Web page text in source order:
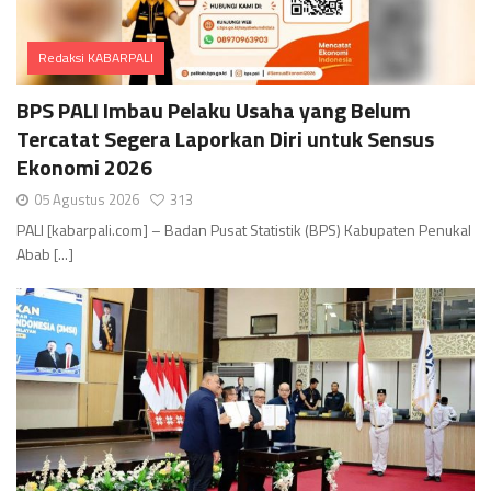
Redaksi KABARPALI
Comments
BPS PALI Imbau Pelaku Usaha yang Belum
Tercatat Segera Laporkan Diri untuk Sensus
Ekonomi 2026
05 Agustus 2026 313
PALI [kabarpali.com] – Badan Pusat Statistik (BPS) Kabupaten Penukal
Abab [...]